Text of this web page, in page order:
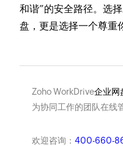
和谐”的安全路径。选
盘，更是选择一个尊重
Zoho WorkDrive企业网
为协同工作的团队在线
欢迎咨询： 400-660-